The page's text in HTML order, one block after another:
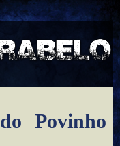
Povinho